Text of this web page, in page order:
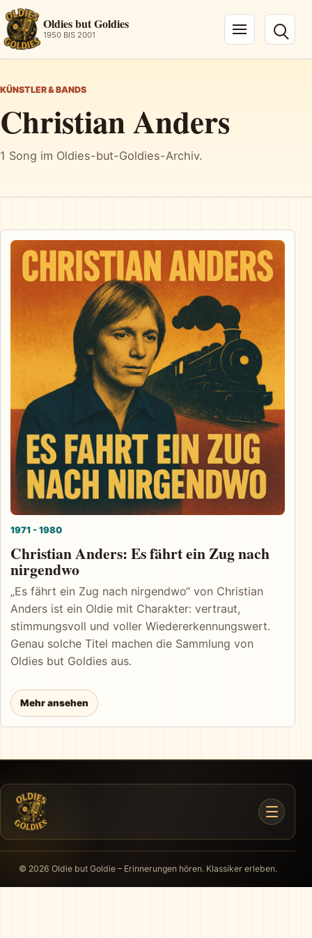
Oldies but Goldies
1950 BIS 2001
Navigation öffnen
KÜNSTLER & BANDS
Christian Anders
1 Song im Oldies-but-Goldies-Archiv.
1971 - 1980
Christian Anders: Es fährt ein Zug nach
nirgendwo
„Es fährt ein Zug nach nirgendwo“ von Christian
Anders ist ein Oldie mit Charakter: vertraut,
stimmungsvoll und voller Wiedererkennungswert.
Genau solche Titel machen die Sammlung von
Oldies but Goldies aus.
Mehr ansehen
© 2026 Oldie but Goldie – Erinnerungen hören. Klassiker erleben.